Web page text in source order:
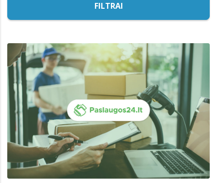
FILTRAI